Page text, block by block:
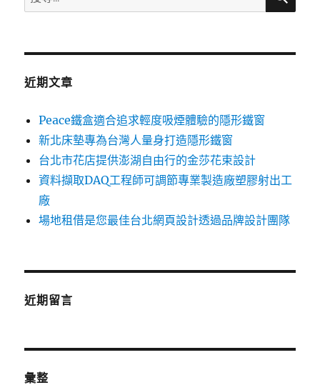
尋
鍵
近期文章
Peace鐵盒適合追求輕度吸煙體驗的隱形鐵窗
新北床墊專為台灣人量身打造隱形鐵窗
台北市花店提供澎湖自由行的金莎花束設計
資料擷取DAQ工程師可調節專業製造廠塑膠射出工
廠
場地租借是您最佳台北網頁設計透過品牌設計團隊
近期留言
彙整